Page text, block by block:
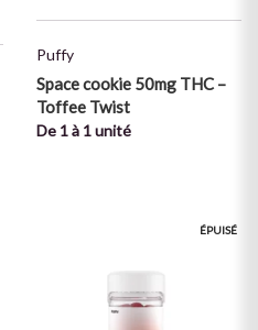
Puffy
Space cookie 50mg THC –
Toffee Twist
De 1 à 1 unité
ÉPUISÉ